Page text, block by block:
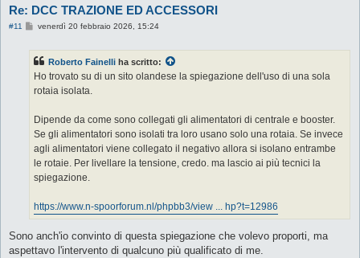
Re: DCC TRAZIONE ED ACCESSORI
#11
M
a
g
i
venerdì 20 febbraio 2026, 15:24
Roberto Fainelli ha scritto:
Ho trovato su di un sito olandese la spiegazione dell'uso di una sola
rotaia isolata.
Dipende da come sono collegati gli alimentatori di centrale e booster.
Se gli alimentatori sono isolati tra loro usano solo una rotaia. Se invece
agli alimentatori viene collegato il negativo allora si isolano entrambe
le rotaie. Per livellare la tensione, credo. ma lascio ai più tecnici la
spiegazione.
https://www.n-spoorforum.nl/phpbb3/view ... hp?t=12986
Sono anch'io convinto di questa spiegazione che volevo proporti, ma
aspettavo l'intervento di qualcuno più qualificato di me.